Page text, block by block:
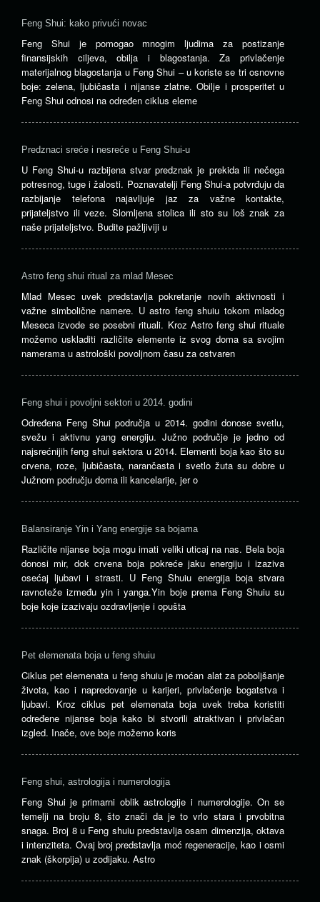
Feng Shui: kako privući novac
Feng Shui je pomogao mnogim ljudima za postizanje
finansijskih ciljeva, obilja i blagostanja. Za privlačenje
materijalnog blagostanja u Feng Shui – u koriste se tri osnovne
boje: zelena, ljubičasta i nijanse zlatne. Obilje i prosperitet u
Feng Shui odnosi na određen ciklus eleme
Predznaci sreće i nesreće u Feng Shui-u
U Feng Shui-u razbijena stvar predznak je prekida ili nečega
potresnog, tuge i žalosti. Poznavatelji Feng Shui-a potvrđuju da
razbijanje telefona najavljuje jaz za važne kontakte,
prijateljstvo ili veze. Slomljena stolica ili sto su loš znak za
naše prijateljstvo. Budite pažljiviji u
Astro feng shui ritual za mlad Mesec
Mlad Mesec uvek predstavlja pokretanje novih aktivnosti i
važne simbolične namere. U astro feng shuiu tokom mladog
Meseca izvode se posebni rituali. Kroz Astro feng shui rituale
možemo uskladiti različite elemente iz svog doma sa svojim
namerama u astrološki povoljnom času za ostvaren
Feng shui i povoljni sektori u 2014. godini
Određena Feng Shui područja u 2014. godini donose svetlu,
svežu i aktivnu yang energiju. Južno područje je jedno od
najsrećnijih feng shui sektora u 2014. Elementi boja kao što su
crvena, roze, ljubičasta, narančasta i svetlo žuta su dobre u
Južnom području doma ili kancelarije, jer o
Balansiranje Yin i Yang energije sa bojama
Različite nijanse boja mogu imati veliki uticaj na nas. Bela boja
donosi mir, dok crvena boja pokreće jaku energiju i izaziva
osećaj ljubavi i strasti. U Feng Shuiu energija boja stvara
ravnoteže između yin i yanga.Yin boje prema Feng Shuiu su
boje koje izazivaju ozdravljenje i opušta
Pet elemenata boja u feng shuiu
Ciklus pet elemenata u feng shuiu je moćan alat za poboljšanje
života, kao i napredovanje u karijeri, privlačenje bogatstva i
ljubavi. Kroz ciklus pet elemenata boja uvek treba koristiti
određene nijanse boja kako bi stvorili atraktivan i privlačan
izgled. Inače, ove boje možemo koris
Feng shui, astrologija i numerologija
Feng Shui je primarni oblik astrologije i numerologije. On se
temelji na broju 8, što znači da je to vrlo stara i prvobitna
snaga. Broj 8 u Feng shuiu predstavlja osam dimenzija, oktava
i intenziteta. Ovaj broj predstavlja moć regeneracije, kao i osmi
znak (škorpija) u zodijaku. Astro